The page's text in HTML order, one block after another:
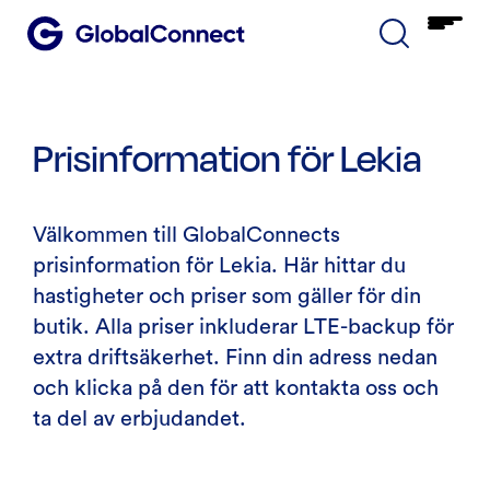
Prisinformation för Lekia
Välkommen till GlobalConnects
prisinformation för Lekia. Här hittar du
hastigheter och priser som gäller för din
butik. Alla priser inkluderar LTE-backup för
extra driftsäkerhet. Finn din adress nedan
och klicka på den för att kontakta oss och
ta del av erbjudandet.